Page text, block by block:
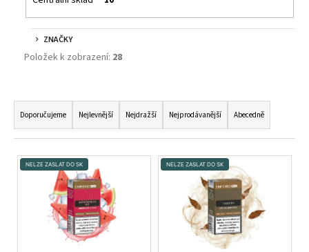
ZNAČKY
Položek k zobrazení: 28
Ř
A
Z
E
N
Doporučujeme Nejlevnější Nejdražší Nejprodávanější Abecedně
V
Ý
NELZE ZASLAT DO SK NELZE ZASLAT DO SK